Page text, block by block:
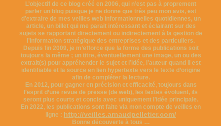
L’objectif de ce blog créé en 2006, qui n’est pas à proprement
parler un blog puisque je ne donne que très peu mon avis, est
d’extraire de mes veilles web informationnelles quotidiennes, un
article, un billet qui me parait intéressant et éclairant sur des
sujets se rapportant directement ou indirectement à la gestion de
l’information stratégique des entreprises et des particuliers.
Depuis fin 2009, je m’efforce que la forme des publications soit
toujours la même ; un titre, éventuellement une image, un ou des
extrait(s) pour appréhender le sujet et l’idée, l’auteur quand il est
identifiable et la source en lien hypertexte vers le texte d’origine
afin de compléter la lecture.
En 2012, pour gagner en précision et efficacité, toujours dans
l’esprit d’une revue de presse (de web), les textes évoluent, ils
seront plus courts et concis avec uniquement l’idée principale.
En 2022, les publications sont faite via mon compte de veilles en
ligne : http://veilles.arnaudpelletier.com/
Bonne découverte à tous …